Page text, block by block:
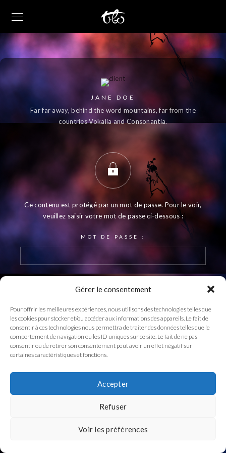
Gérer le consentement
Pour offrir les meilleures expériences, nous utilisons des technologies telles que
les cookies pour stocker et/ou accéder aux informations des appareils. Le fait de
consentir à ces technologies nous permettra de traiter des données telles que le
comportement de navigation ou les ID uniques sur ce site. Le fait de ne pas
consentir ou de retirer son consentement peut avoir un effet négatif sur
certaines caractéristiques et fonctions.
Accepter
Refuser
Voir les préférences
JANE DOE
Far far away, behind the word mountains, far from the
countries Vokalia and Consonantia.
Ce contenu est protégé par un mot de passe. Pour le voir,
veuillez saisir votre mot de passe ci-dessous :
MOT DE PASSE :